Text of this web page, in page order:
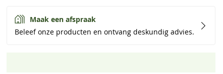
Maak een afspraak
Beleef onze producten en ontvang deskundig advies.